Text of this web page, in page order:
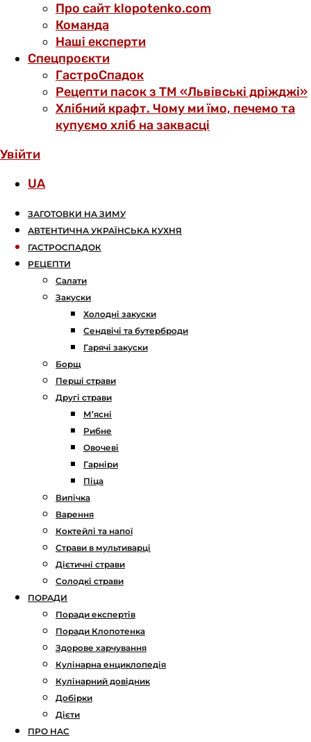
Про сайт klopotenko.com
Команда
Наші експерти
Спецпроєкти
ГастроСпадок
Рецепти пасок з ТМ «Львівські дріжджі»
Хлібний крафт. Чому ми їмо, печемо та
купуємо хліб на заквасці
Увійти
UA
ЗАГОТОВКИ НА ЗИМУ
АВТЕНТИЧНА УКРАЇНСЬКА КУХНЯ
ГАСТРОСПАДОК
РЕЦЕПТИ
Салати
Закуски
Холодні закуски
Сендвічі та бутерброди
Гарячі закуски
Борщ
Перші страви
Другі страви
М’ясні
Рибне
Овочеві
Гарніри
Піца
Випічка
Варення
Коктейлі та напої
Страви в мультиварці
Дієтичні страви
Солодкі страви
ПОРАДИ
Поради експертів
Поради Клопотенка
Здорове харчування
Кулінарна енциклопедія
Кулінарний довідник
Добірки
Дієти
ПРО НАС